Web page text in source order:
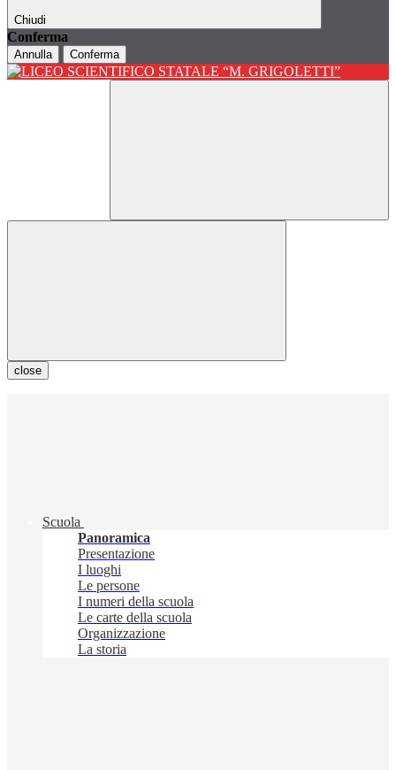
Chiudi
Conferma
Annulla Conferma
close
Scuola
Panoramica
Presentazione
I luoghi
Le persone
I numeri della scuola
Le carte della scuola
Organizzazione
La storia